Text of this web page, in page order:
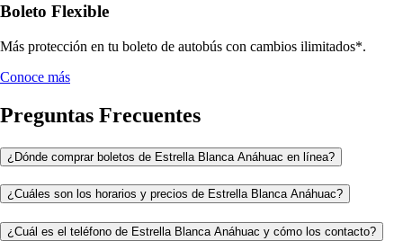
Boleto Flexible
Más protección en tu boleto de autobús con cambios ilimitados*.
Conoce más
Preguntas Frecuentes
¿Dónde comprar boletos de Estrella Blanca Anáhuac en línea?
¿Cuáles son los horarios y precios de Estrella Blanca Anáhuac?
¿Cuál es el teléfono de Estrella Blanca Anáhuac y cómo los contacto?